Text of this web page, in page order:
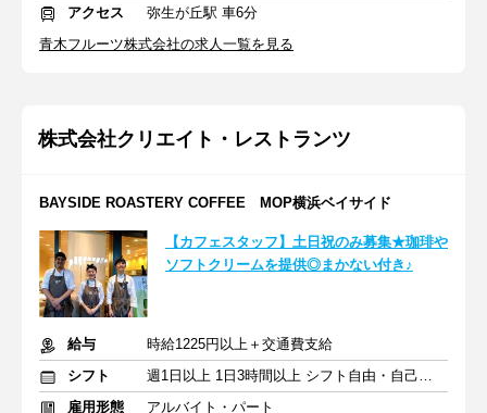
アクセス
弥生が丘駅 車6分
青木フルーツ株式会社の求人一覧を見る
株式会社クリエイト・レストランツ
BAYSIDE ROASTERY COFFEE MOP横浜ベイサイド
【カフェスタッフ】土日祝のみ募集★珈琲や
ソフトクリームを提供◎まかない付き♪
給与
時給1225円以上＋交通費支給
シフト
週1日以上 1日3時間以上 シフト自由・自己申告
雇用形態
アルバイト・パート